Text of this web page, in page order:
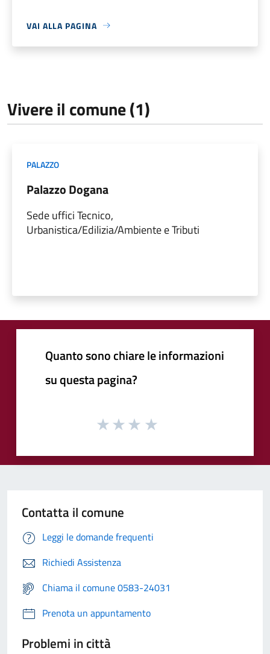
VAI ALLA PAGINA
Vivere il comune (1)
PALAZZO
Palazzo Dogana
Sede uffici Tecnico,
Urbanistica/Edilizia/Ambiente e Tributi
Quanto sono chiare le informazioni
su questa pagina?
Contatta il comune
Leggi le domande frequenti
Richiedi Assistenza
Chiama il comune 0583-24031
Prenota un appuntamento
Problemi in città